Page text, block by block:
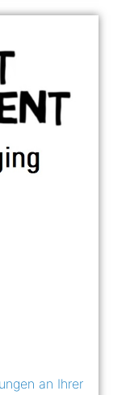
an Ihrer